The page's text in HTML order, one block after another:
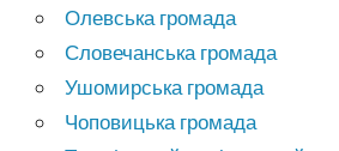
Олевська громада
Словечанська громада
Ушомирська громада
Чоповицька громада